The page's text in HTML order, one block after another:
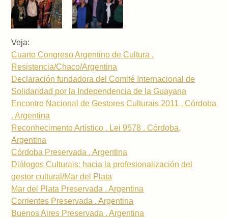
Veja:
Cuarto Congreso Argentino de Cultura .
Resistencia/Chaco/Argentina
Declaración fundadora del Comité Internacional de
Solidaridad por la Independencia de la Guayana
Encontro Nacional de Gestores Culturais 2011 . Córdoba
. Argentina
Reconhecimento Artístico . Lei 9578 . Córdoba,
Argentina
Córdoba Preservada . Argentina
Diálogos Culturais: hacia la profesionalización del
gestor cultural/Mar del Plata
Mar del Plata Preservada . Argentina
Corrientes Preservada . Argentina
Buenos Aires Preservada . Argentina